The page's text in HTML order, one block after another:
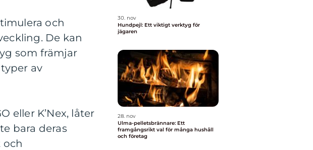
och
De kan
som främjar
av
eller K’Nex, låter
bara deras
och
30. nov
Hundpejl: Ett viktigt verktyg för
jägaren
28. nov
Ulma-pelletsbrännare: Ett
framgångsrikt val för många hushåll
och företag